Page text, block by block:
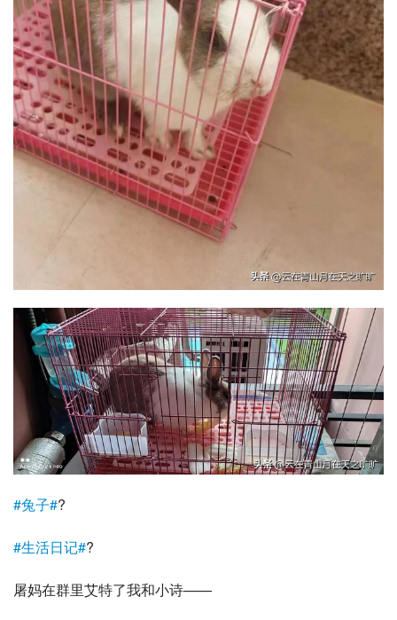
#兔子#?
#生活日记#?
屠妈在群里艾特了我和小诗——